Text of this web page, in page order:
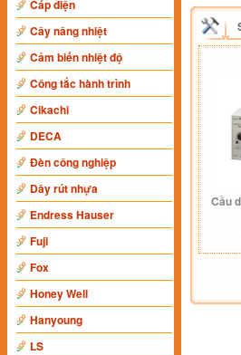
Cáp điện
Cây nâng nhiệt
Cảm biến nhiệt độ
Công tắc hành trình
Cikachi
DECA
Đèn công nghiệp
Dây rút nhựa
Endress Hauser
Fuji
Fox
Honey Well
Hanyoung
LS
Cầu